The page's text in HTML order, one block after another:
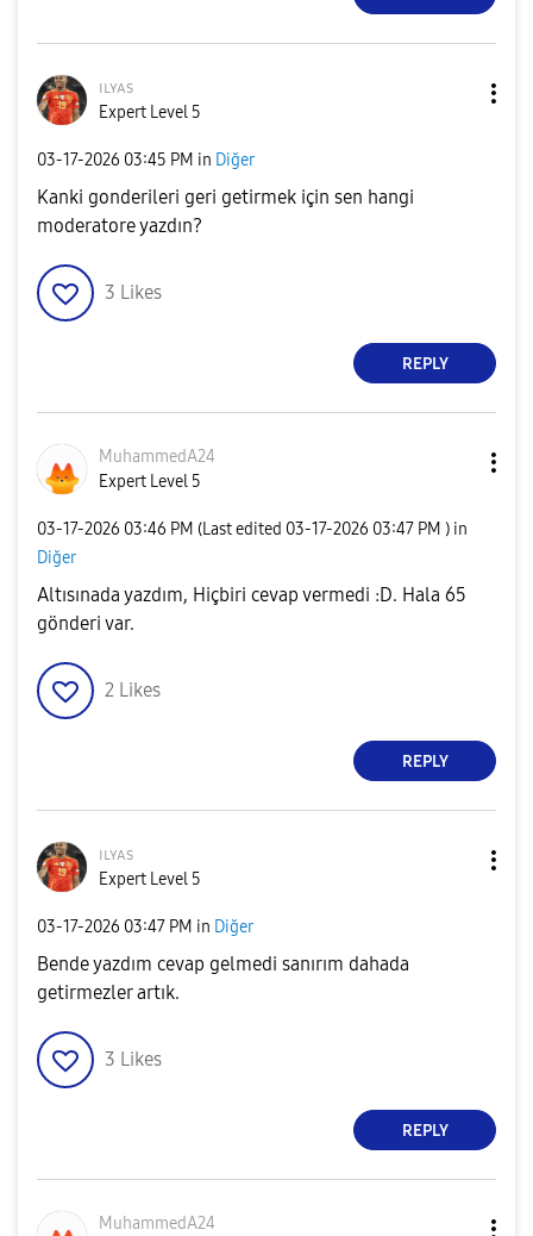
ɪʟʏᴀs
Expert Level 5
‎03-17-2026 03:45 PM in Diğer
Kanki gonderileri geri getirmek için sen hangi
moderatore yazdın?
3 Likes
REPLY
MuhammedA24
Expert Level 5
‎03-17-2026 03:46 PM (Last edited ‎03-17-2026 03:47 PM ) in
Diğer
Altısınada yazdım, Hiçbiri cevap vermedi :D. Hala 65
gönderi var.
2 Likes
REPLY
ɪʟʏᴀs
Expert Level 5
‎03-17-2026 03:47 PM in Diğer
Bende yazdım cevap gelmedi sanırım dahada
getirmezler artık.
3 Likes
REPLY
MuhammedA24